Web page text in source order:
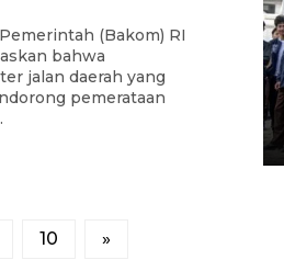
(Bakom) RI
bahwa
jalan daerah yang
pemerataan
10 »
Yogyakarta
dengan
DIY